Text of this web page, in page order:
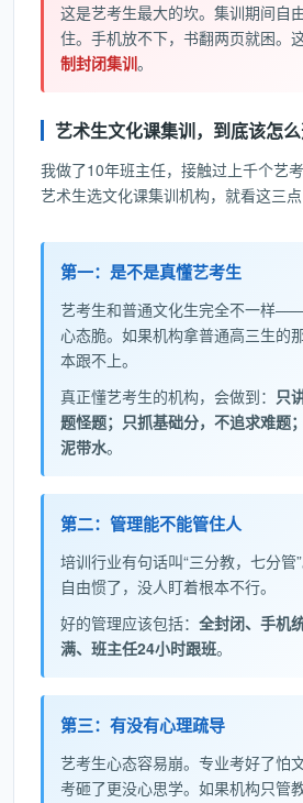
这是艺考生最大的坎。集训期间自
住。手机放不下，书翻两页就困。
制封闭集训。
艺术生文化课集训，到底该怎么
我做了10年班主任，接触过上千个艺
艺术生选文化课集训机构，就看这三点
第一：是不是真懂艺考生
艺考生和普通文化生完全不一样——
心态脆。如果机构拿普通高三生的
本跟不上。
真正懂艺考生的机构，会做到： 只
题怪题；只抓基础分，不追求难题
泥带水。
第二：管理能不能管住人
培训行业有句话叫“三分教，七分管
自由惯了，没人盯着根本不行。
好的管理应该包括： 全封闭、手机
满、班主任24小时跟班。
第三：有没有心理疏导
艺考生心态容易崩。专业考好了怕
考砸了更没心思学。如果机构只管